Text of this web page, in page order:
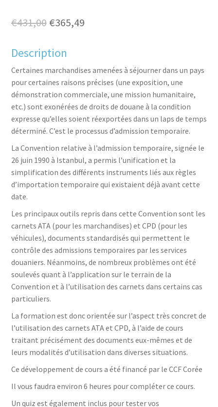
aceb
ook
witte inked
in
inter
est
€431,00 Original
was:
€431,00.
€365,49Current
€365,49.
Description
Certaines marchandises amenées à séjourner dans un pays
pour certaines raisons précises (une exposition, une
démonstration commerciale, une mission humanitaire,
etc.) sont exonérées de droits de douane à la condition
expresse qu’elles soient réexportées dans un laps de temps
déterminé. C’est le processus d’admission temporaire.
La Convention relative à l’admission temporaire, signée le
26 juin 1990 à Istanbul, a permis l’unification et la
simplification des différents instruments liés aux règles
d’importation temporaire qui existaient déjà avant cette
date.
Les principaux outils repris dans cette Convention sont les
carnets ATA (pour les marchandises) et CPD (pour les
véhicules), documents standardisés qui permettent le
contrôle des admissions temporaires par les services
douaniers. Néanmoins, de nombreux problèmes ont été
soulevés quant à l’application sur le terrain de la
Convention et à l’utilisation des carnets dans certains cas
particuliers.
La formation est donc orientée sur l’aspect très concret de
l’utilisation des carnets ATA et CPD, à l’aide de cours
traitant précisément des documents eux-mêmes et de
leurs modalités d’utilisation dans diverses situations.
Ce développement de cours a été financé par le CCF Corée
Il vous faudra environ 6 heures pour compléter ce cours.
Un quiz est également inclus pour tester vos